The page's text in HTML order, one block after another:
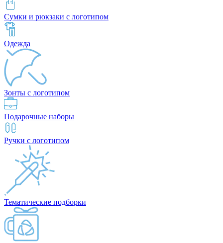
Сумки и рюкзаки с логотипом
Одежда
Зонты с логотипом
Подарочные наборы
Ручки с логотипом
Тематические подборки